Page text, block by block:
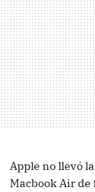
Apple no llevó
Macbook Air